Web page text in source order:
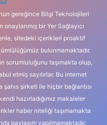
gereğince Bilgi Teknolojileri
bir Yer Sağlayıcı
sitedeki içerikleri proaktif
bulunmamaktadır.
sorumluluğunu taşımakta olup,
etmiş sayılırlar. Bu internet
şirketi ile hiçbir bağlantısı
hazırladığımız makaleler
haber niteliği taşımamakta
paylaşım yapılmamaktadır.